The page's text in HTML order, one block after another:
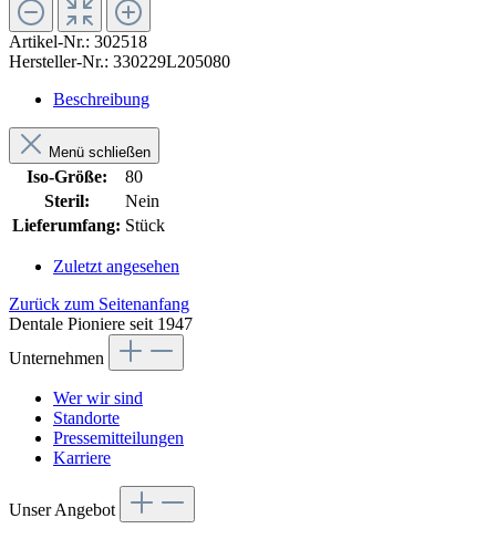
Artikel-Nr.: 302518
Hersteller-Nr.: 330229L205080
Beschreibung
Menü schließen
Iso-Größe:
80
Steril:
Nein
Lieferumfang: Stück
Zuletzt angesehen
Zurück zum Seitenanfang
Dentale Pioniere seit 1947
Unternehmen
Wer wir sind
Standorte
Pressemitteilungen
Karriere
Unser Angebot